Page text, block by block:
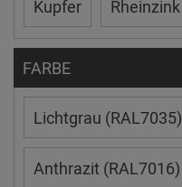
Kupfer Rheinzink
FARBE
Lichtgrau (RAL7035)
Anthrazit (RAL7016)